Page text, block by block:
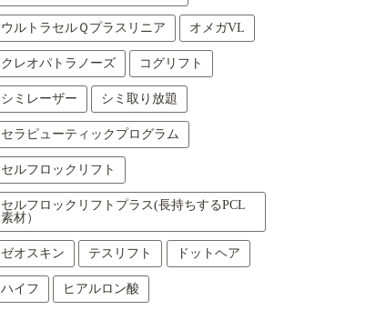
ウルトラセルＱプラスリニア オメガVL
クレオパトラノーズ コグリフト
シミレーザー シミ取り放題
セラピューティックプログラム
セルフロックリフト
セルフロックリフトプラス(長持ちするPCL
素材）
ゼオスキン テスリフト ドットヘア
ハイフ ヒアルロン酸